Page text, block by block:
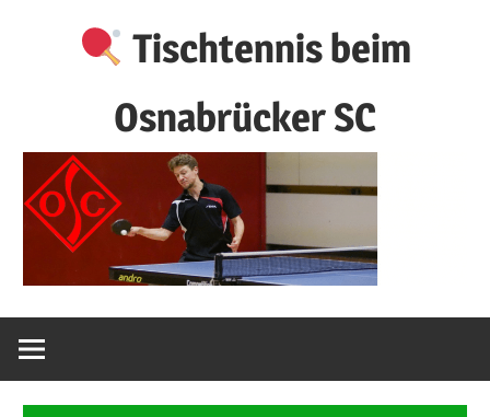
Tischtennis beim
Osnabrücker SC